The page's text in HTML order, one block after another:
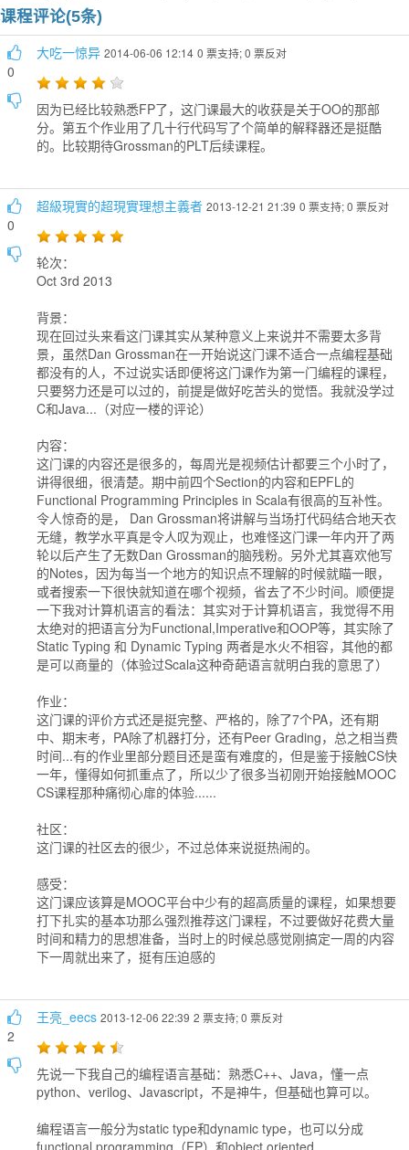
课程评论(5条)
0
大吃一惊异 2014-06-06 12:14 0 票支持; 0 票反对
因为已经比较熟悉FP了，这门课最大的收获是关于OO的那部
分。第五个作业用了几十行代码写了个简单的解释器还是挺酷
的。比较期待Grossman的PLT后续课程。
0
超級現實的超現實理想主義者 2013-12-21 21:39 0 票支持; 0 票反对
轮次：
Oct 3rd 2013
背景：
现在回过头来看这门课其实从某种意义上来说并不需要太多背
景，虽然Dan Grossman在一开始说这门课不适合一点编程基础
都没有的人，不过说实话即便将这门课作为第一门编程的课程，
只要努力还是可以过的，前提是做好吃苦头的觉悟。我就没学过
C和Java...（对应一楼的评论）
内容：
这门课的内容还是很多的，每周光是视频估计都要三个小时了，
讲得很细，很清楚。期中前四个Section的内容和EPFL的
Functional Programming Principles in Scala有很高的互补性。
令人惊奇的是， Dan Grossman将讲解与当场打代码结合地天衣
无缝，教学水平真是令人叹为观止，也难怪这门课一年内开了两
轮以后产生了无数Dan Grossman的脑残粉。另外尤其喜欢他写
的Notes，因为每当一个地方的知识点不理解的时候就瞄一眼，
或者搜索一下很快就知道在哪个视频，省去了不少时间。顺便提
一下我对计算机语言的看法：其实对于计算机语言，我觉得不用
太绝对的把语言分为Functional,Imperative和OOP等，其实除了
Static Typing 和 Dynamic Typing 两者是水火不相容，其他的都
是可以商量的（体验过Scala这种奇葩语言就明白我的意思了）
作业：
这门课的评价方式还是挺完整、严格的，除了7个PA，还有期
中、期末考，PA除了机器打分，还有Peer Grading，总之相当费
时间...有的作业里部分题目还是蛮有难度的，但是鉴于接触CS快
一年，懂得如何抓重点了，所以少了很多当初刚开始接触MOOC
CS课程那种痛彻心扉的体验......
社区：
这门课的社区去的很少，不过总体来说挺热闹的。
感受：
这门课应该算是MOOC平台中少有的超高质量的课程，如果想要
打下扎实的基本功那么强烈推荐这门课程，不过要做好花费大量
时间和精力的思想准备，当时上的时候总感觉刚搞定一周的内容
下一周就出来了，挺有压迫感的
2
王亮_eecs 2013-12-06 22:39 2 票支持; 0 票反对
先说一下我自己的编程语言基础：熟悉C++、Java，懂一点
python、verilog、Javascript，不是神牛，但基础也算可以。
编程语言一般分为static type和dynamic type，也可以分成
functional programming（FP）和object oriented